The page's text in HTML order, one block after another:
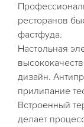
ресторанов
фастфуда.
Настольная
дизайн.
прилипание
Встроенный
делает